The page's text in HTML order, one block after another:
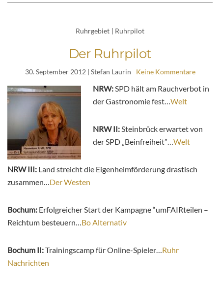
Ruhrgebiet | Ruhrpilot
Der Ruhrpilot
30. September 2012| Stefan Laurin Keine Kommentare
NRW:SPD hält am Rauchverbot in
der Gastronomie fest…Welt
NRW II:Steinbrück erwartet von
der SPD „Beinfreiheit”…Welt
NRW III: Land streicht die Eigenheimförderung drastisch
zusammen…Der Westen
Bochum: Erfolgreicher Start der Kampagne “umFAIRteilen –
Reichtum besteuern…Bo Alternativ
Bochum II:Trainingscamp für Online-Spieler…Ruhr
Nachrichten